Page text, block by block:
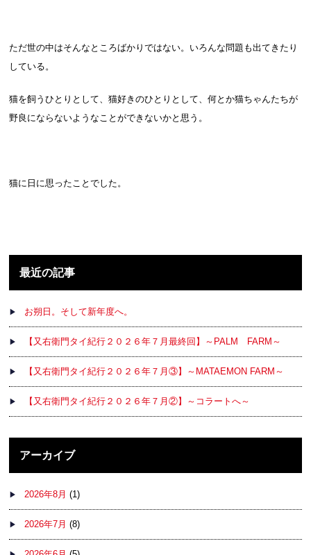
ただ世の中はそんなところばかりではない。いろんな問題も出てきたり
している。
猫を飼うひとりとして、猫好きのひとりとして、何とか猫ちゃんたちが
野良にならないようなことができないかと思う。
猫に日に思ったことでした。
最近の記事
お朔日。そして新年度へ。
【又右衛門タイ紀行２０２６年７月最終回】～PALM FARM～
【又右衛門タイ紀行２０２６年７月③】～MATAEMON FARM～
【又右衛門タイ紀行２０２６年７月②】～コラートへ～
アーカイブ
2026年8月 (1)
2026年7月 (8)